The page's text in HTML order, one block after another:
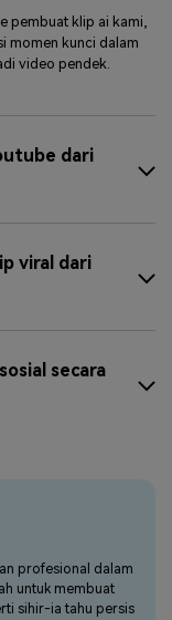
pembuat klip ai kami,
momen kunci dalam
video pendek.
dari
viral dari
secara
profesional dalam
untuk membuat
sihir-ia tahu persis